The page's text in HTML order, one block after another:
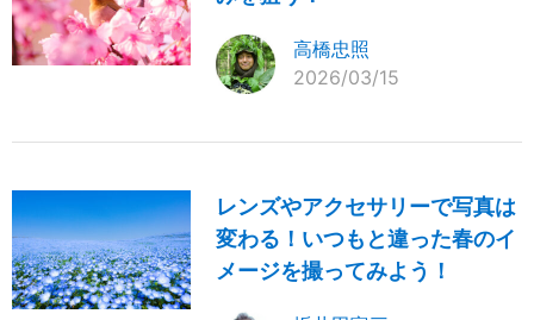
高橋忠照
2026/03/15
レンズやアクセサリーで写真は
変わる！いつもと違った春のイ
メージを撮ってみよう！